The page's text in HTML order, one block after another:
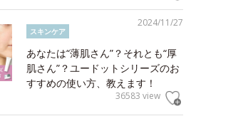
2024/11/27
スキンケア
あなたは“薄肌さん”？それとも“厚
肌さん”？ユードットシリーズのお
すすめの使い方、教えます！
36583 view